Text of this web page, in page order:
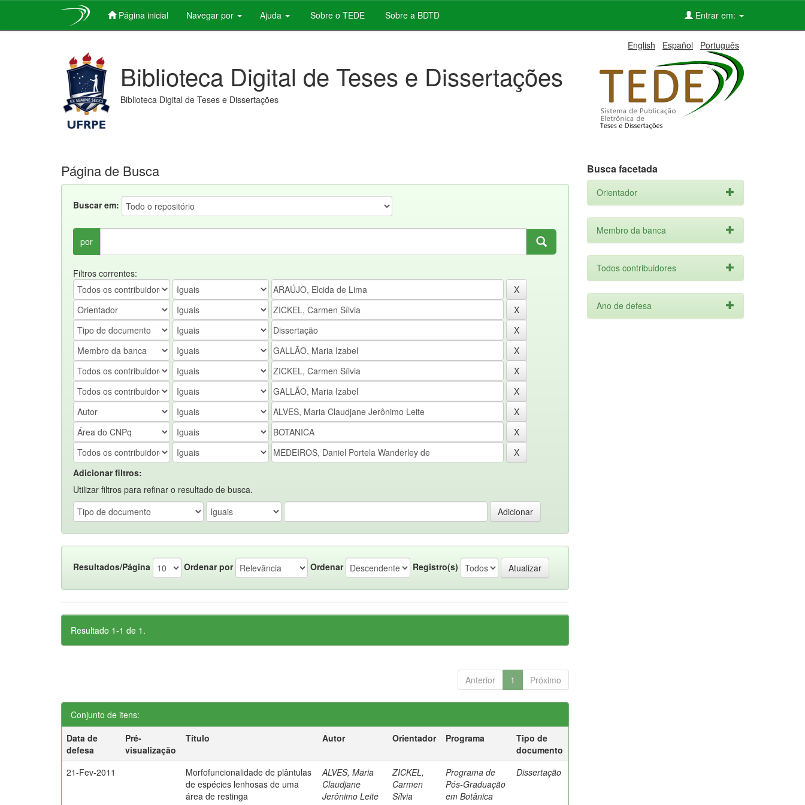
Página inicial Navegar por Ajuda Sobre o TEDE Sobre a BDTD Entrar em:
English Español Português
Biblioteca Digital de Teses e Dissertações
Biblioteca Digital de Teses e Dissertações
Página de Busca
Buscar em:
por
Filtros correntes:
Adicionar filtros:
Utilizar filtros para refinar o resultado de busca.
Resultados/Página Ordenar por Ordenar Registro(s)
Resultado 1-1 de 1.
Anterior 1 Próximo
Conjunto de itens:
Data de
defesa
Pré-
visualização
Título Autor Orientador Programa
Tipo de
documento
21-Fev-2011
Morfofuncionalidade de plântulas
de espécies lenhosas de uma
área de restinga
ALVES, Maria
Claudjane
Jerônimo Leite
ZICKEL,
Carmen
Sílvia
Programa de
Pós-Graduação
em Botânica
Dissertação
Busca facetada
Orientador
Membro da banca
Todos contribuidores
Ano de defesa